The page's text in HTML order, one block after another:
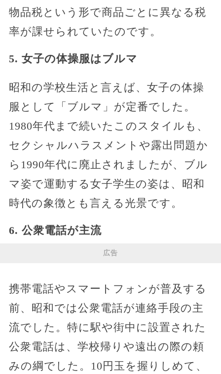
物品税という形で商品ごとに異なる税
率が課せられていたのです。
5. 女子の体操服はブルマ
昭和の学校生活と言えば、女子の体操
服として「ブルマ」が定番でした。
1980年代まで続いたこのスタイルも、
セクシャルハラスメントや露出問題か
ら1990年代に廃止されましたが、ブル
マ姿で運動する女子学生の姿は、昭和
時代の象徴とも言える光景です。
6. 公衆電話が主流
広告
携帯電話やスマートフォンが普及する
前、昭和では公衆電話が連絡手段の主
流でした。特に駅や街中に設置された
公衆電話は、学校帰りや遠出の際の頼
みの綱でした。10円玉を握りしめて、